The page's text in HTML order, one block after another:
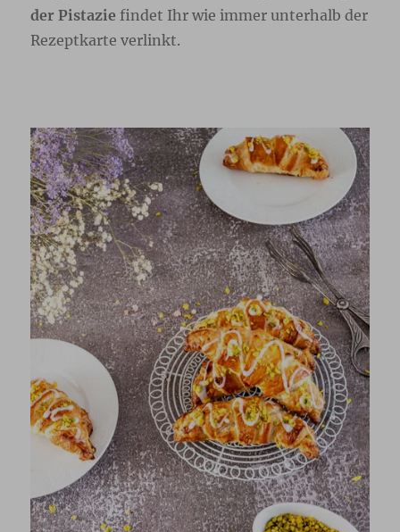
der Pistazie findet Ihr wie immer unterhalb der
Rezeptkarte verlinkt.